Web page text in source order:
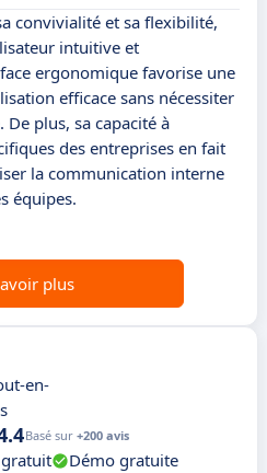
convivialité et sa flexibilité,
intuitive et
ergonomique favorise une
efficace sans nécessiter
plus, sa capacité à
des entreprises en fait
la communication interne
équipes.
plus
en-
Basé sur +200 avis
gratuit
Démo gratuite